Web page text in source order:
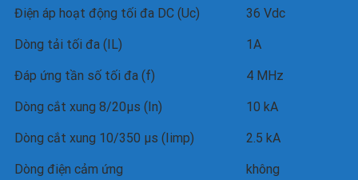
Điện áp hoạt động tối đa DC (Uc) 36 Vdc
Dòng tải tối đa (IL) 1A
Đáp ứng tần số tối đa (f) 4 MHz
Dòng cắt xung 8/20μs (In) 10 kA
Dòng cắt xung 10/350 µs (Iimp) 2.5 kA
Dòng điện cảm ứng không